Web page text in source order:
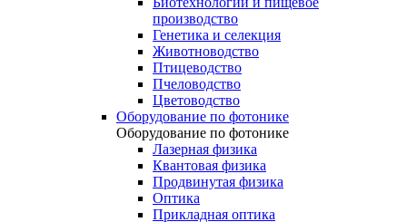
производство
Генетика и селекция
Животноводство
Птицеводство
Пчеловодство
Цветоводство
Оборудование по фотонике
Оборудование по фотонике
Лазерная физика
Квантовая физика
Продвинутая физика
Оптика
Прикладная оптика